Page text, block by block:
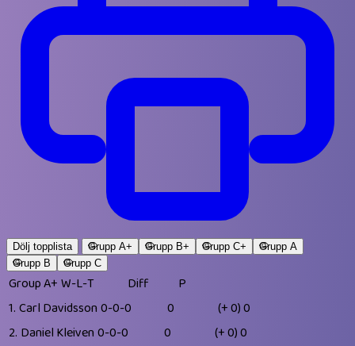
Dölj topplista Grupp A+ Grupp B+ Grupp C+
Grupp A
Grupp B
Grupp C
Group A+ W-L-T Diff
P
1. Carl Davidsson 0-0-0 0 (+ 0)0
2. Daniel Kleiven 0-0-0 0 (+ 0)0